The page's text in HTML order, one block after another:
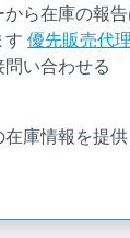
ら在庫の報告
す 優先販売代
い合わせる
庫情報を提